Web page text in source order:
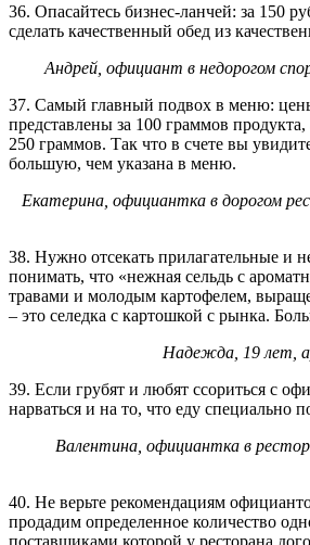
36. Опасайтесь бизнес-ланчей: за 150
сделать качественный обед из
Андрей, официант в недорогом
37. Самый главный подвох в меню:
представлены за 100 граммов
250 граммов. Так что в счете вы
большую, чем указана в меню.
Екатерина, официантка в дорогом
38. Нужно отсекать прилагательные и
понимать, что «нежная сельдь с
травами и молодым картофелем,
– это селедка с картошкой с рынка.
Надежда, 19 лет,
39. Если грубят и любят ссориться с
нарваться и на то, что еду специально
Валентина, официантка в
40. Не верьте рекомендациям
продадим определенное количество
поставщиками которой у ресторана